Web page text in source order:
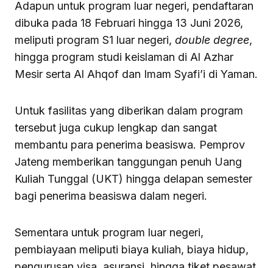
Adapun untuk program luar negeri, pendaftaran
dibuka pada 18 Februari hingga 13 Juni 2026,
meliputi program S1 luar negeri, double degree,
hingga program studi keislaman di Al Azhar
Mesir serta Al Ahqof dan Imam Syafi’i di Yaman.
Untuk fasilitas yang diberikan dalam program
tersebut juga cukup lengkap dan sangat
membantu para penerima beasiswa. Pemprov
Jateng memberikan tanggungan penuh Uang
Kuliah Tunggal (UKT) hingga delapan semester
bagi penerima beasiswa dalam negeri.
Sementara untuk program luar negeri,
pembiayaan meliputi biaya kuliah, biaya hidup,